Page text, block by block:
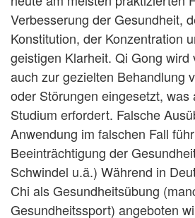
Verbesserung der Gesundheit,
Konstitution, der Konzentration
geistigen Klarheit. Qi Gong wird
auch zur gezielten Behandlung
oder Störungen eingesetzt,
Studium erfordert. Falsche
Anwendung im falschen Fall
Beeinträchtigung der
Schwindel u.ä.) Während in
Chi als Gesundheitsübung
Gesundheitssport) angeboten